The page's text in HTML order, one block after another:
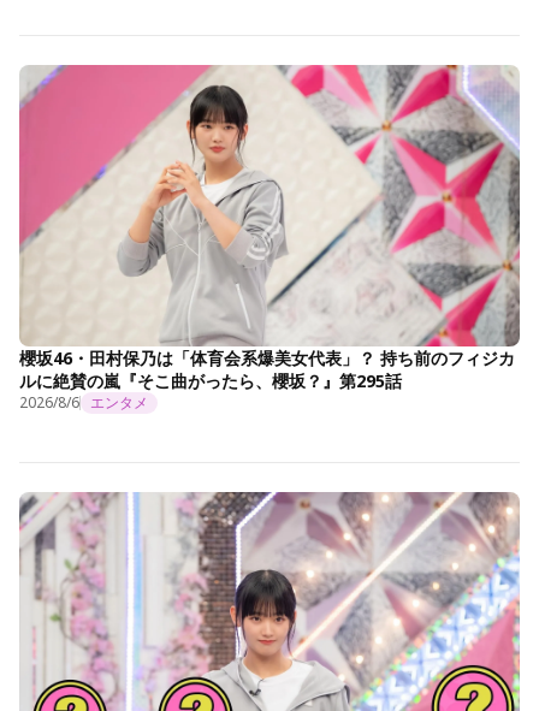
櫻坂46・田村保乃は「体育会系爆美女代表」？ 持ち前のフィジカ
ルに絶賛の嵐『そこ曲がったら、櫻坂？』第295話
2026/8/6 エンタメ